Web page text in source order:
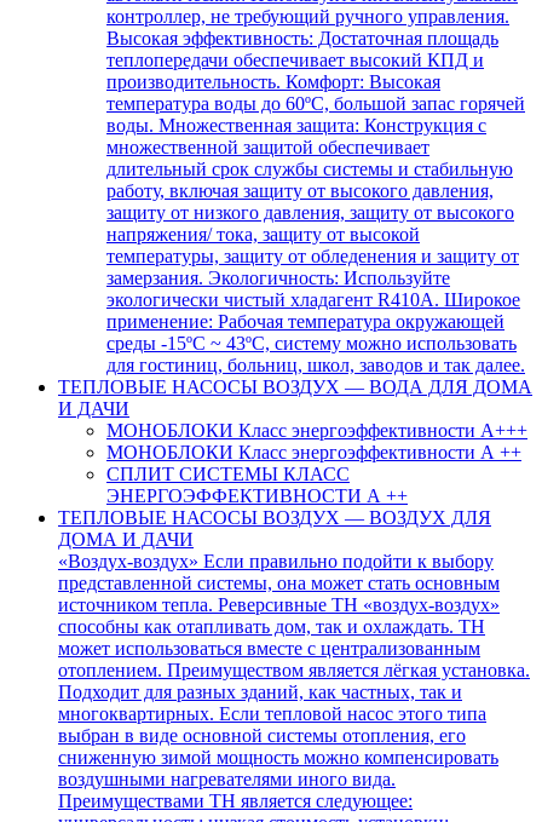
контроллер, не требующий ручного управления.
Высокая эффективность: Достаточная площадь
теплопередачи обеспечивает высокий КПД и
производительность. Комфорт: Высокая
температура воды до 60ºC, большой запас горячей
воды. Множественная защита: Конструкция с
множественной защитой обеспечивает
длительный срок службы системы и стабильную
работу, включая защиту от высокого давления,
защиту от низкого давления, защиту от высокого
напряжения/ тока, защиту от высокой
температуры, защиту от обледенения и защиту от
замерзания. Экологичность: Используйте
экологически чистый хладагент R410A. Широкое
применение: Рабочая температура окружающей
среды -15ºC ~ 43ºC, систему можно использовать
для гостиниц, больниц, школ, заводов и так далее.
ТЕПЛОВЫЕ НАСОСЫ ВОЗДУХ — ВОДА ДЛЯ ДОМА
И ДАЧИ
МОНОБЛОКИ Класс энергоэффективности А+++
МОНОБЛОКИ Класс энергоэффективности А ++
СПЛИТ СИСТЕМЫ КЛАСС
ЭНЕРГОЭФФЕКТИВНОСТИ А ++
ТЕПЛОВЫЕ НАСОСЫ ВОЗДУХ — ВОЗДУХ ДЛЯ
ДОМА И ДАЧИ
«Воздух-воздух» Если правильно подойти к выбору
представленной системы, она может стать основным
источником тепла. Реверсивные ТН «воздух-воздух»
способны как отапливать дом, так и охлаждать. ТН
может использоваться вместе с централизованным
отоплением. Преимуществом является лёгкая установка.
Подходит для разных зданий, как частных, так и
многоквартирных. Если тепловой насос этого типа
выбран в виде основной системы отопления, его
сниженную зимой мощность можно компенсировать
воздушными нагревателями иного вида.
Преимуществами ТН является следующее: